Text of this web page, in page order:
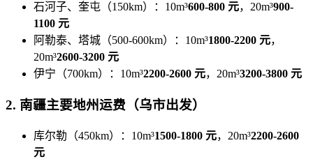
石河子、奎屯（150km）：10m³600-800 元，20m³900-
1100 元
阿勒泰、塔城（500-600km）：10m³1800-2200 元，
20m³2600-3200 元
伊宁（700km）：10m³2200-2600 元，20m³3200-3800 元
2. 南疆主要地州运费（乌市出发）
库尔勒（450km）：10m³1500-1800 元，20m³2200-2600
元